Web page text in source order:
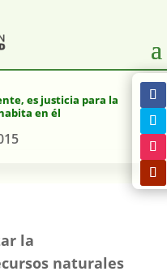
es justicia para la
en él
la
naturales